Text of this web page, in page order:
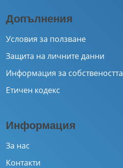
Допълнения
Условия за ползване
Защита на личните данни
Информация за собствеността
Етичен кодекс
Информация
За нас
Контакти